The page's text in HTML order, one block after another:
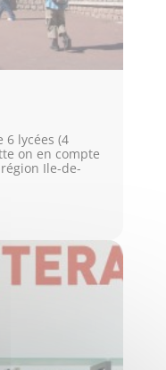
6 lycées (4
on en compte
Ile-de-